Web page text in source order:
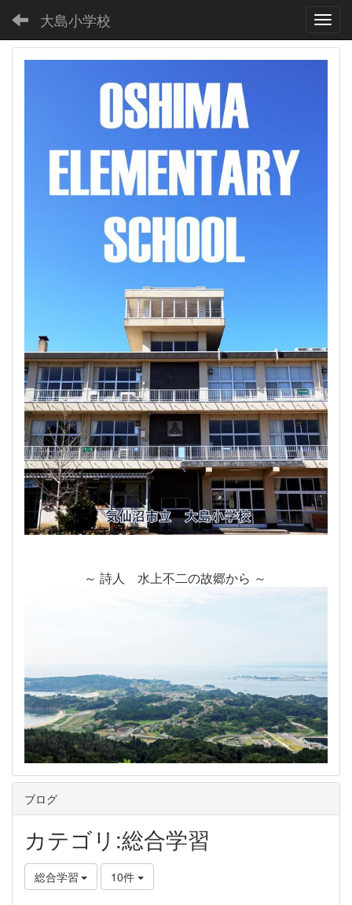
大島小学校
～ 詩人 水上不二の故郷から ～
ブログ
カテゴリ:総合学習
総合学習 10件